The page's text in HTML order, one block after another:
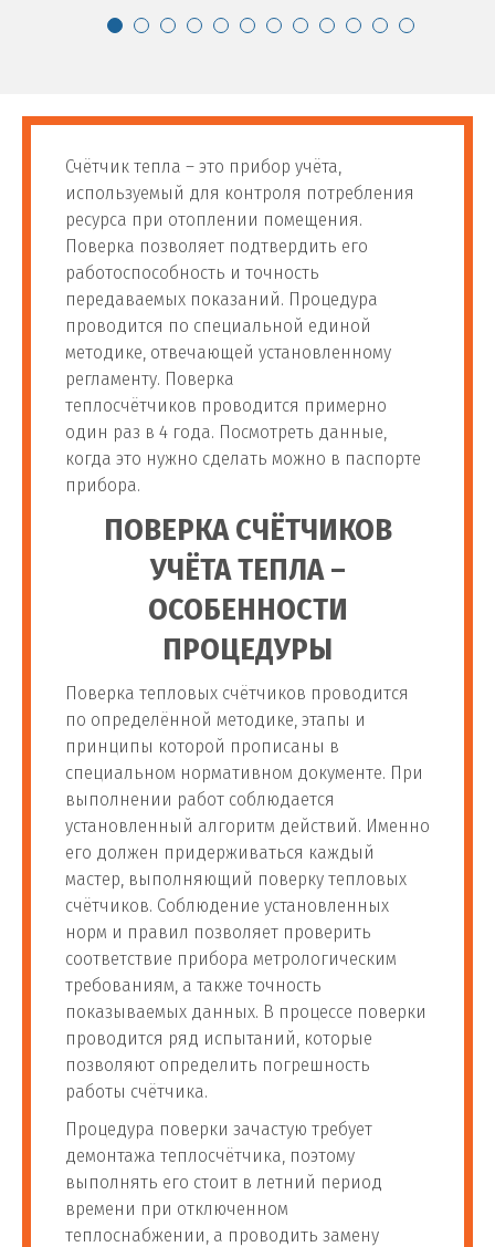
Счётчик тепла – это прибор учёта,
используемый для контроля потребления
ресурса при отоплении помещения.
Поверка позволяет подтвердить его
работоспособность и точность
передаваемых показаний. Процедура
проводится по специальной единой
методике, отвечающей установленному
регламенту. Поверка
теплосчётчиков проводится примерно
один раз в 4 года. Посмотреть данные,
когда это нужно сделать можно в паспорте
прибора.
ПОВЕРКА СЧЁТЧИКОВ
УЧЁТА ТЕПЛА –
ОСОБЕННОСТИ
ПРОЦЕДУРЫ
Поверка тепловых счётчиков проводится
по определённой методике, этапы и
принципы которой прописаны в
специальном нормативном документе. При
выполнении работ соблюдается
установленный алгоритм действий. Именно
его должен придерживаться каждый
мастер, выполняющий поверку тепловых
счётчиков. Соблюдение установленных
норм и правил позволяет проверить
соответствие прибора метрологическим
требованиям, а также точность
показываемых данных. В процессе поверки
проводится ряд испытаний, которые
позволяют определить погрешность
работы счётчика.
Процедура поверки зачастую требует
демонтажа теплосчётчика, поэтому
выполнять его стоит в летний период
времени при отключенном
теплоснабжении, а проводить замену